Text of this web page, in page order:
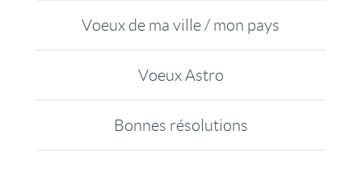
Voeux de ma ville / mon pays
Voeux Astro
Bonnes résolutions